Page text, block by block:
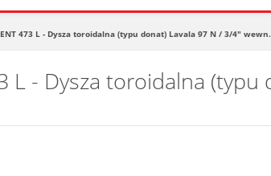
473 L - Dysza toroidalna (typu donat) Lavala 97 N / 3/4"
L - Dysza toroidalna